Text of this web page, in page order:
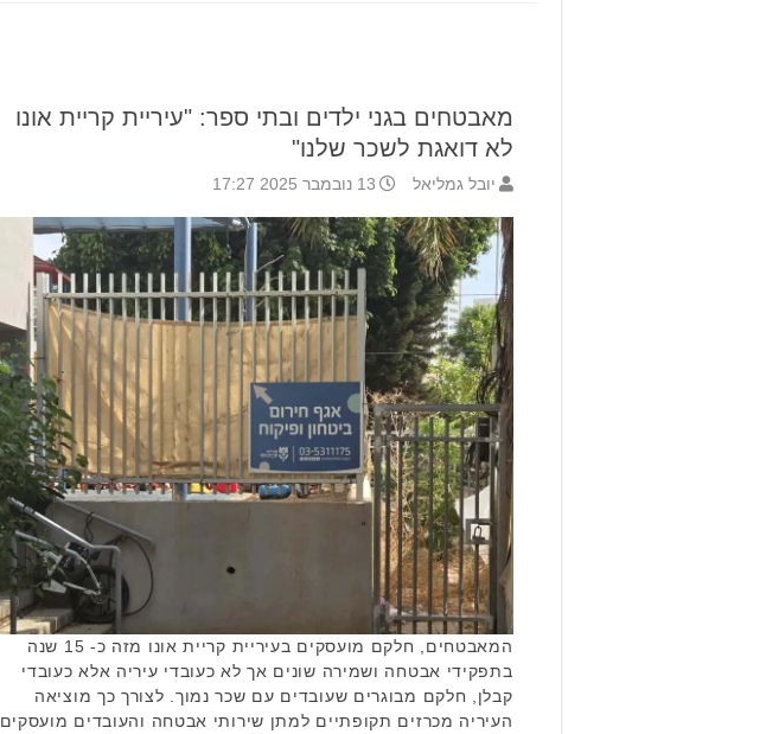
מאבטחים בגני ילדים ובתי ספר: "עיריית קריית אונו
לא דואגת לשכר שלנו"
יובל גמליאל 13 נובמבר 2025 17:27
המאבטחים, חלקם מועסקים בעיריית קריית אונו מזה כ- 15 שנה
בתפקידי אבטחה ושמירה שונים אך לא כעובדי עיריה אלא כעובדי
קבלן, חלקם מבוגרים שעובדים עם שכר נמוך. לצורך כך מוציאה
העיריה מכרזים תקופתיים למתן שירותי אבטחה והעובדים מועסקים